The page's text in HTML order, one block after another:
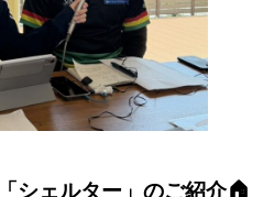
シェルター」のご紹介🏠